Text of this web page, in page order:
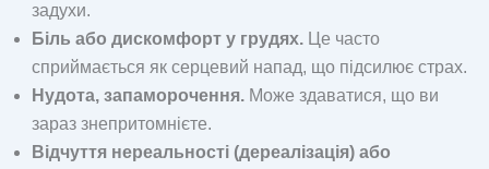
задухи.
Біль або дискомфорт у грудях.Це часто
сприймається як серцевий напад, що підсилює страх.
Нудота, запаморочення.Може здаватися, що ви
зараз знепритомнієте.
Відчуття нереальності (дереалізація) або